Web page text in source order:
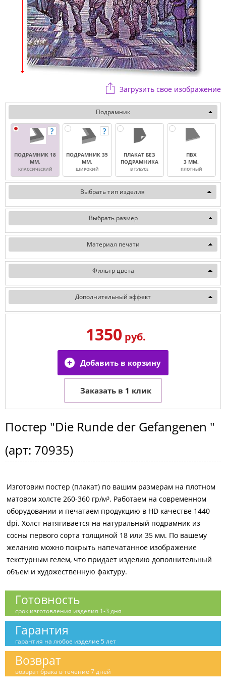
Загрузить свое изображение
Подрамник
ПОДРАМНИК 18
ММ.
КЛАССИЧЕСКИЙ
ПОДРАМНИК 35
ММ.
ШИРОКИЙ
ПЛАКАТ БЕЗ
ПОДРАМНИКА
В ТУБУСЕ
ПВХ
3 ММ.
ПЛОТНЫЙ
Выбрать тип изделия
Выбрать размер
Материал печати
Фильтр цвета
Дополнительный эффект
1350руб.
Постер "Die Runde der Gefangenen "
(арт: 70935)
Изготовим постер (плакат) по вашим размерам на плотном
матовом холсте 260-360 гр/м³. Работаем на современном
оборудовании и печатаем продукцию в HD качестве 1440
dpi. Холст натягивается на натуральный подрамник из
сосны первого сорта толщиной 18 или 35 мм. По вашему
желанию можно покрыть напечатанное изображение
текстурным гелем, что придает изделию дополнительный
объем и художественную фактуру.
Готовность
срок изготовления изделия 1-3 дня
Гарантия
гарантия на любое изделие 5 лет
Возврат
возврат брака в течение 7 дней